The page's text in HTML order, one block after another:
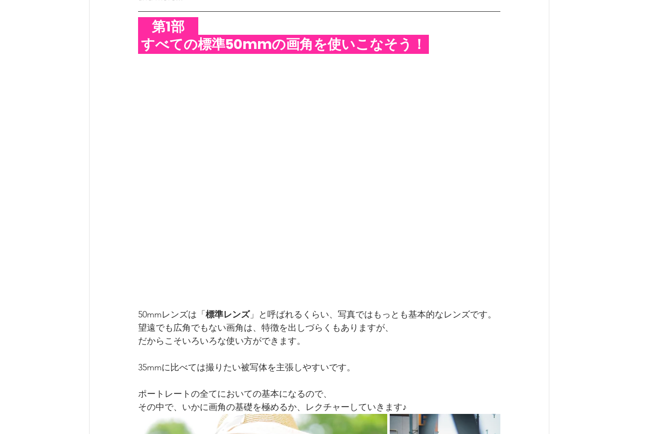
第1部
すべての標準50mmの画角を使いこなそう！
50mmレンズは「 標準レンズ」と呼ばれるくらい、写真ではもっとも基本的なレンズです。
望遠でも広角でもない画角は、特徴を出しづらくもありますが、
だからこそいろいろな使い方ができます。
35mmに比べては撮りたい被写体を主張しやすいです。
ポートレートの全てにおいての基本になるので、
その中で、いかに画角の基礎を極めるか、レクチャーしていきます♪